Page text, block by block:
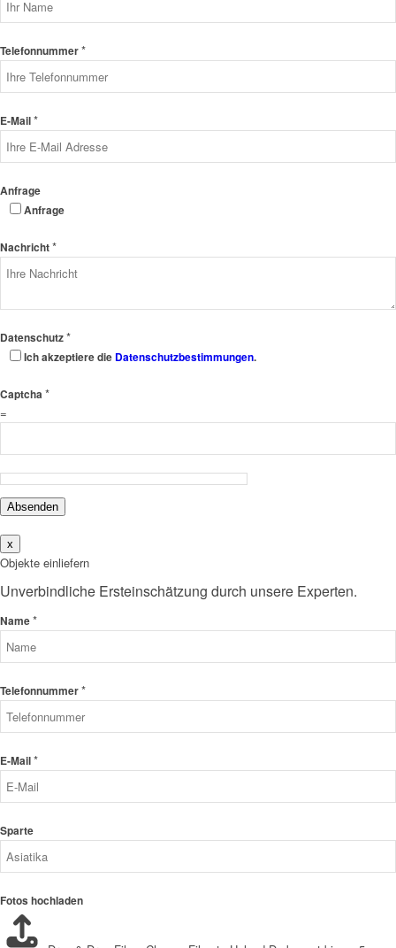
Telefonnummer*
E-Mail*
Anfrage
Anfrage
Nachricht*
Datenschutz*
Ich akzeptiere die Datenschutzbestimmungen.
Captcha *
=
Absenden
x
Objekte einliefern
Unverbindliche Ersteinschätzung durch unsere Experten.
Name*
Telefonnummer*
E-Mail*
Sparte
Fotos hochladen